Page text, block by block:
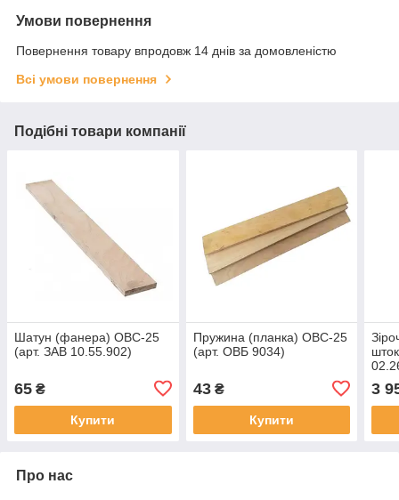
Умови повернення
Повернення товару впродовж 14 днів за домовленістю
Всі умови повернення
Подібні товари компанії
Шатун (фанера) ОВС-25
(арт. ЗАВ 10.55.902)
65 ₴
Купити
Пружина (планка) ОВС-25
(арт. ОВБ 9034)
43₴
Купити
3
Про нас